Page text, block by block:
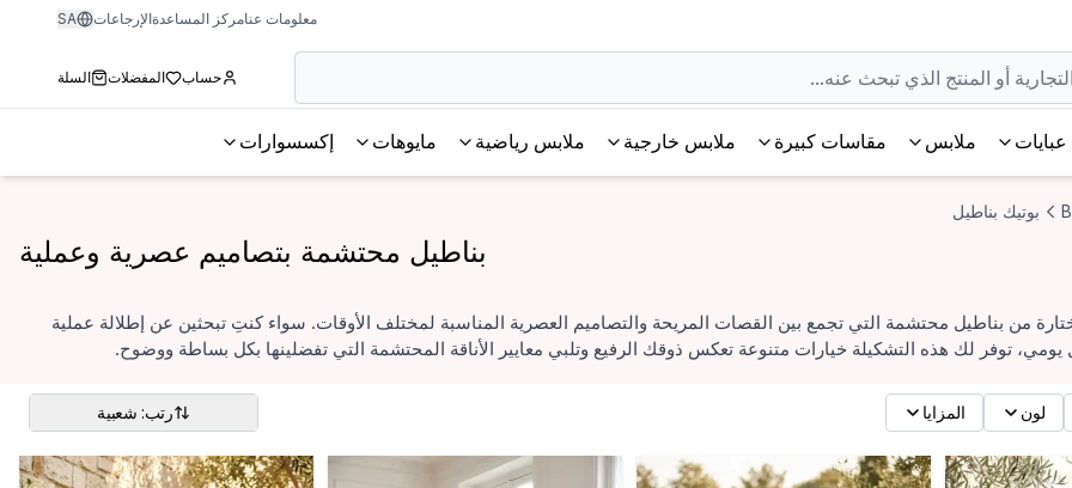
معلومات عنامركز المساعدةالإرجاعات SA
حساب المفضلات السلة
عبايات ملابس مقاسات كبيرة ملابس خارجية ملابس رياضية مايوهات إكسسوارات
بوتيك بناطيل
بناطيل محتشمة بتصاميم عصرية وعملية
من بناطيل محتشمة التي تجمع بين القصات المريحة والتصاميم العصرية المناسبة لمختلف الأوقات. سواء كنتِ تبحثين عن إطلالة عملية
يومي، توفر لك هذه التشكيلة خيارات متنوعة تعكس ذوقك الرفيع وتلبي معايير الأناقة المحتشمة التي تفضلينها بكل بساطة ووضوح.
لون المزايا رتب: شعبية